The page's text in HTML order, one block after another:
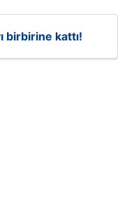
birbirine kattı!